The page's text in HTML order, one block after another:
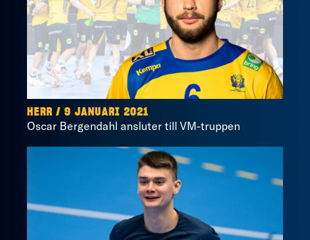
HERR / 9 JANUARI 2021
Oscar Bergendahl ansluter till VM-truppen